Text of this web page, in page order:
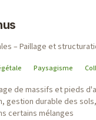
– Paillage et
Paysagisme
de massifs et pieds
gestion durable des
certains mélanges